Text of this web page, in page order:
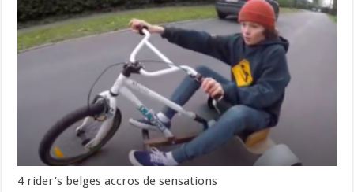
4 rider’s belges accros de sensations